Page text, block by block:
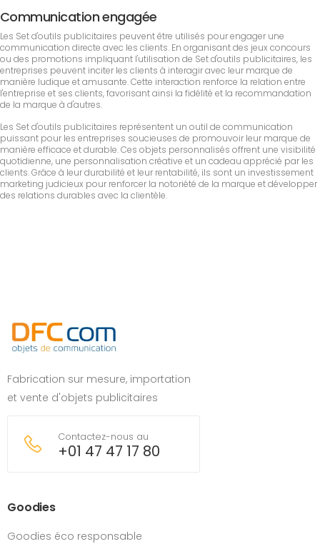
Communication engagée
Les Set d'outils publicitaires peuvent être utilisés pour engager une
communication directe avec les clients. En organisant des jeux concours
ou des promotions impliquant l'utilisation de Set d'outils publicitaires, les
entreprises peuvent inciter les clients à interagir avec leur marque de
manière ludique et amusante. Cette interaction renforce la relation entre
l'entreprise et ses clients, favorisant ainsi la fidélité et la recommandation
de la marque à d'autres.
Les Set d'outils publicitaires représentent un outil de communication
puissant pour les entreprises soucieuses de promouvoir leur marque de
manière efficace et durable. Ces objets personnalisés offrent une visibilité
quotidienne, une personnalisation créative et un cadeau apprécié par les
clients. Grâce à leur durabilité et leur rentabilité, ils sont un investissement
marketing judicieux pour renforcer la notoriété de la marque et développer
des relations durables avec la clientèle.
Fabrication sur mesure, importation
et vente d'objets publicitaires
Contactez-nous au
+01 47 47 17 80
Goodies
Goodies éco responsable